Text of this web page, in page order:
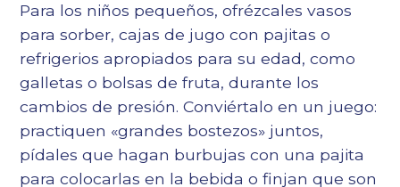
Para los niños pequeños, ofrézcales vasos
para sorber, cajas de jugo con pajitas o
refrigerios apropiados para su edad, como
galletas o bolsas de fruta, durante los
cambios de presión. Conviértalo en un juego:
practiquen «grandes bostezos» juntos,
pídales que hagan burbujas con una pajita
para colocarlas en la bebida o finjan que son